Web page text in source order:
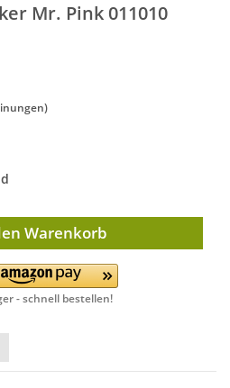
Mr. Pink 011010
Warenkorb
- schnell bestellen!